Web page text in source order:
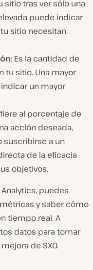
sitio tras ver sólo una
puede indicar
sitio necesitan
: Es la cantidad de
tu sitio. Una mayor
un mayor
al porcentaje de
acción deseada,
suscribirse a un
de la eficacia
objetivos.
puedes
y saber cómo
tiempo real. A
datos para tomar
de SXO.